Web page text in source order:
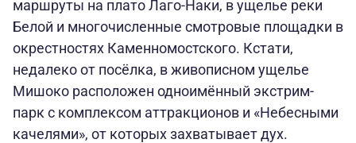
маршруты на плато Лаго-Наки, в ущелье реки
Белой и многочисленные смотровые площадки в
окрестностях Каменномостского. Кстати,
недалеко от посёлка, в живописном ущелье
Мишоко расположен одноимённый экстрим-
парк с комплексом аттракционов и «Небесными
качелями», от которых захватывает дух.